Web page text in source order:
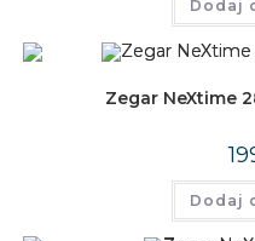
Dodaj
Zegar NeXtime
Dodaj